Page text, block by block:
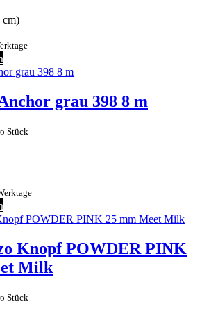
cm)
grau 398 8 m
Stück
Knopf POWDER PINK
Milk
Stück